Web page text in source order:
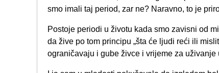
smo imali taj period, zar ne? Naravno, to je
Postoje periodi u životu kada smo zavisni od
da žive po tom principu „šta će ljudi reći ili
ograničavaju i gube živce i vrijeme za uživanje